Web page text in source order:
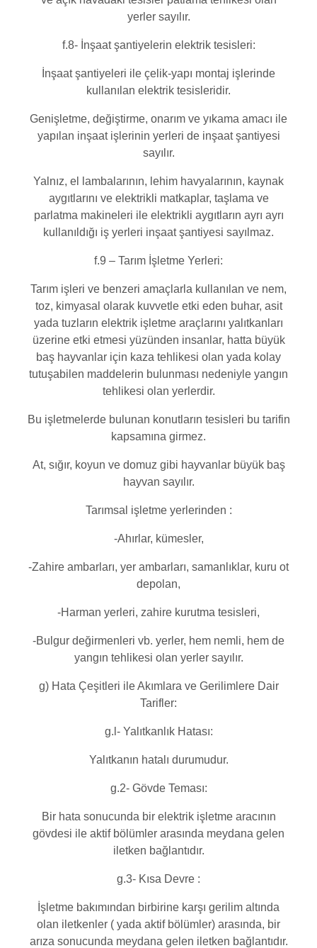
yerler sayılır.
f.8- İnşaat şantiyelerin elektrik tesisleri:
İnşaat şantiyeleri ile çelik-yapı montaj işlerinde
kullanılan elektrik tesisleridir.
Genişletme, değiştirme, onarım ve yıkama amacı ile
yapılan inşaat işlerinin yerleri de inşaat şantiyesi
sayılır.
Yalnız, el lambalarının, lehim havyalarının, kaynak
aygıtlarını ve elektrikli matkaplar, taşlama ve
parlatma makineleri ile elektrikli aygıtların ayrı ayrı
kullanıldığı iş yerleri inşaat şantiyesi sayılmaz.
f.9 – Tarım İşletme Yerleri:
Tarım işleri ve benzeri amaçlarla kullanılan ve nem,
toz, kimyasal olarak kuvvetle etki eden buhar, asit
yada tuzların elektrik işletme araçlarını yalıtkanları
üzerine etki etmesi yüzünden insanlar, hatta büyük
baş hayvanlar için kaza tehlikesi olan yada kolay
tutuşabilen maddelerin bulunması nedeniyle yangın
tehlikesi olan yerlerdir.
Bu işletmelerde bulunan konutların tesisleri bu tarifin
kapsamına girmez.
At, sığır, koyun ve domuz gibi hayvanlar büyük baş
hayvan sayılır.
Tarımsal işletme yerlerinden :
-Ahırlar, kümesler,
-Zahire ambarları, yer ambarları, samanlıklar, kuru ot
depolan,
-Harman yerleri, zahire kurutma tesisleri,
-Bulgur değirmenleri vb. yerler, hem nemli, hem de
yangın tehlikesi olan yerler sayılır.
g) Hata Çeşitleri ile Akımlara ve Gerilimlere Dair
Tarifler:
g.l- Yalıtkanlık Hatası:
Yalıtkanın hatalı durumudur.
g.2- Gövde Teması:
Bir hata sonucunda bir elektrik işletme aracının
gövdesi ile aktif bölümler arasında meydana gelen
iletken bağlantıdır.
g.3- Kısa Devre :
İşletme bakımından birbirine karşı gerilim altında
olan iletkenler ( yada aktif bölümler) arasında, bir
arıza sonucunda meydana gelen iletken bağlantıdır.